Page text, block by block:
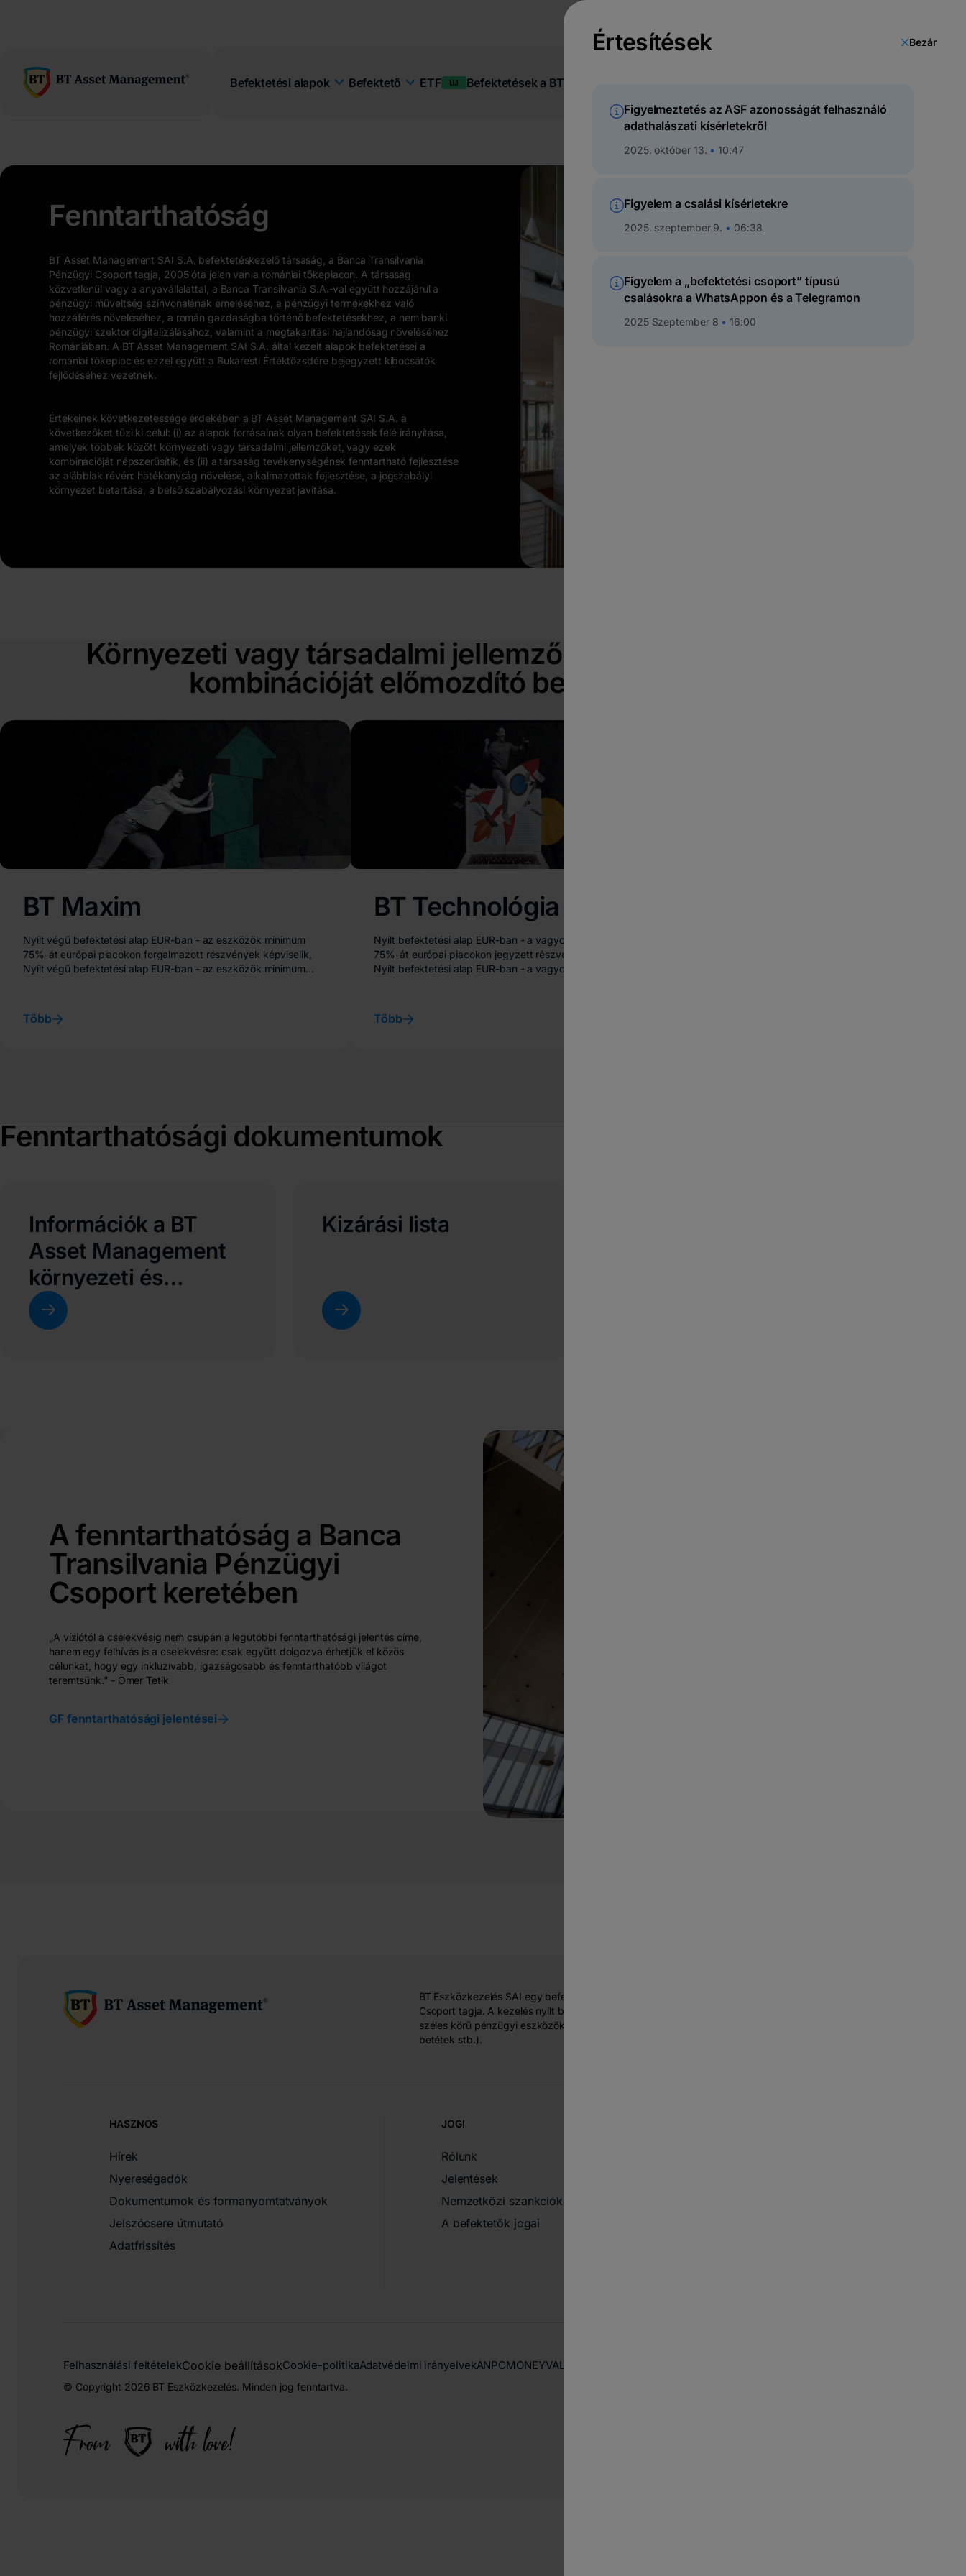
Befektetési alapok Befektető ETF ÚJ Befektetések a BT Pay-ben
Fenntarthatóság
BT Asset Management SAI S.A. befektetéskezelő társaság, a Banca Transilvania
Pénzügyi Csoport tagja, 2005 óta jelen van a romániai tőkepiacon. A társaság
közvetlenül vagy a anyavállalattal, a Banca Transilvania S.A.-val együtt hozzájárul a
pénzügyi műveltség színvonalának emeléséhez, a pénzügyi termékekhez való
hozzáférés növeléséhez, a román gazdaságba történő befektetésekhez, a nem banki
pénzügyi szektor digitalizálásához, valamint a megtakarítási hajlandóság növeléséhez
Romániában. A BT Asset Management SAI S.A. által kezelt alapok befektetései a
romániai tőkepiac és ezzel együtt a Bukaresti Értéktőzsdére bejegyzett kibocsátók
fejlődéséhez vezetnek.
Értékeinek következetessége érdekében a BT Asset Management SAI S.A. a
következőket tűzi ki célul: (i) az alapok forrásainak olyan befektetések felé irányítása,
amelyek többek között környezeti vagy társadalmi jellemzőket, vagy ezek
kombinációját népszerűsítik, és (ii) a társaság tevékenységének fenntartható fejlesztése
az alábbiak révén: hatékonyság növelése, alkalmazottak fejlesztése, a jogszabályi
környezet betartása, a belső szabályozási környezet javítása.
Környezeti vagy társadalmi jellemzőket vagy ezen jellemzők
kombinációját előmozdító befektetési alapok
BT Maxim
Nyílt végű befektetési alap EUR-ban - az eszközök minimum
75%-át európai piacokon forgalmazott részvények képviselik,
Nyílt végű befektetési alap EUR-ban - az eszközök minimum
75%-át európai piacokon forgalmazott részvények képviselik
Több
BT Technológia
Nyílt befektetési alap EUR-ban - a vagyon legalább
75%-át európai piacokon jegyzett részvények képezik,
Nyílt befektetési alap EUR-ban - a vagyon legalább
75%-át európai piacokon jegyzett részvények képezik
Több
Fenntarthatósági dokumentumok
Információk a BT
Asset Management
környezeti és
társadalmi
jellemzőket elősegítő
Kizárási lista
A fenntarthatóság a Banca
Transilvania Pénzügyi
Csoport keretében
„A víziótól a cselekvésig nem csupán a legutóbbi fenntarthatósági jelentés címe,
hanem egy felhívás is a cselekvésre: csak együtt dolgozva érhetjük el közös
célunkat, hogy egy inkluzívabb, igazságosabb és fenntarthatóbb világot
teremtsünk.” - Ömer Tetik
GF fenntarthatósági jelentései
BT Eszközkezelés SAI egy befektetéskezelésre szakosodott társaság, a Banca Transilvania Pénzügyi
Csoport tagja. A kezelés nyílt befektetési alapok és alternatív befektetési alapok számára történik,
széles körű pénzügyi eszközökbe történő befektetéssel (részvények, kötvények, államkötvények,
betétek stb.).
HASZNOS
Hírek
Nyereségadók
Dokumentumok és formanyomtatványok
Jelszócsere útmutató
Adatfrissítés
JOGI
Rólunk
Jelentések
Nemzetközi szankciók
A befektetők jogai
Felhasználási feltételekCookie beállításokCookie-politikaAdatvédelmi irányelvekANPCMONEYVAL
© Copyright 2026 BT Eszközkezelés. Minden jog fenntartva.
Értesítések Bezár
Figyelmeztetés az ASF azonosságát felhasználó
adathalászati kísérletekről
2025. október 13. 10:47
Figyelem a csalási kísérletekre
2025. szeptember 9. 06:38
Figyelem a „befektetési csoport” típusú
csalásokra a WhatsAppon és a Telegramon
2025 Szeptember 8 16:00